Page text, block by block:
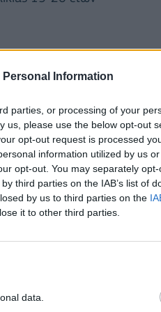
Personal Information
parties, or processing of your
us, please use the below opt-out
opt-out request is processed
information utilized by us
opt-out. You may separately
third parties on the IAB’s list of
by us to third parties on the
it to other third parties.
data.
τομείς
χρειάζονται.
τη μεταποιητική
και επικοινωνίας.
συνδέονται με τις